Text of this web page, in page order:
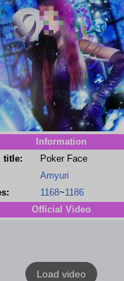
Information
title:
Poker Face
Amyuri
1168~1186
Official Video
Load video
Mouri Eri Kisaki